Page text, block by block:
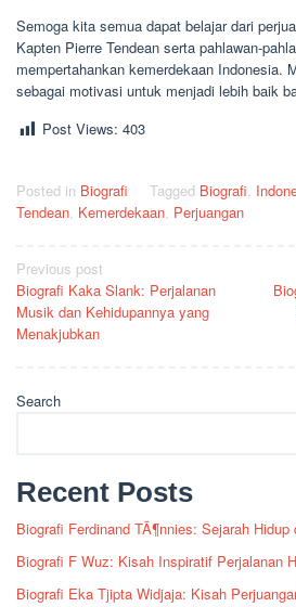
Semoga kita semua dapat belajar dari
Kapten Pierre Tendean serta pahlawan-
mempertahankan kemerdekaan Indonesia.
sebagai motivasi untuk menjadi lebih baik
Post Views: 403
Posted in Biografi Tagged Biografi,
Tendean, Kemerdekaan, Perjuangan
Post
navigation
Previous post
Biografi Kaka Slank: Perjalanan
Musik dan Kehidupannya yang
Menakjubkan
Search
Recent Posts
Biografi Ferdinand TÃ¶nnies: Sejarah
Biografi F Wuz: Kisah Inspiratif Perjalanan
Biografi Eka Tjipta Widjaja: Kisah